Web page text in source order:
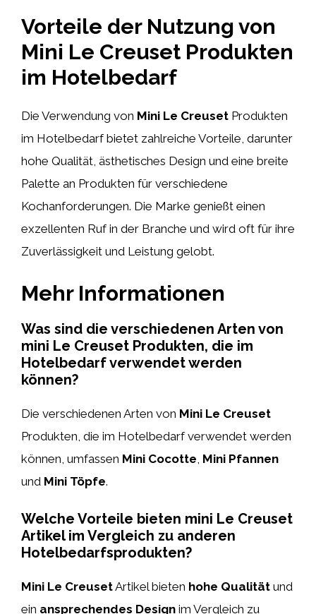
Vorteile der Nutzung von
Mini Le Creuset Produkten
im Hotelbedarf
Die Verwendung von Mini Le Creuset Produkten
im Hotelbedarf bietet zahlreiche Vorteile, darunter
hohe Qualität, ästhetisches Design und eine breite
Palette an Produkten für verschiedene
Kochanforderungen. Die Marke genießt einen
exzellenten Ruf in der Branche und wird oft für ihre
Zuverlässigkeit und Leistung gelobt.
Mehr Informationen
Was sind die verschiedenen Arten von
mini Le Creuset Produkten, die im
Hotelbedarf verwendet werden
können?
Die verschiedenen Arten von Mini Le Creuset
Produkten, die im Hotelbedarf verwendet werden
können, umfassen Mini Cocotte Mini Pfannen
und Mini Töpfe.
Welche Vorteile bieten mini Le Creuset
Artikel im Vergleich zu anderen
Hotelbedarfsprodukten?
Mini Le CreusetArtikel bieten hohe Qualität und
ein ansprechendes Design im Vergleich zu